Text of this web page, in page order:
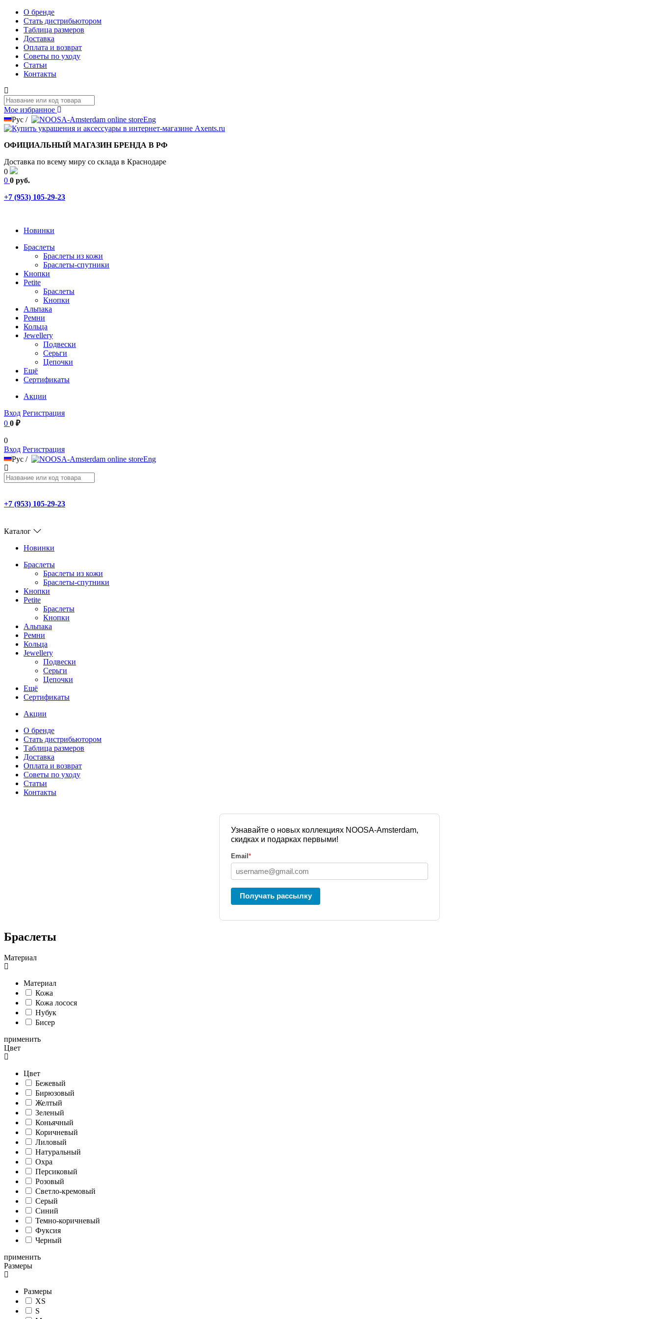
О бренде
Стать дистрибьютором
Таблица размеров
Доставка
Оплата и возврат
Советы по уходу
Статьи
Контакты
Мое избранное
Рус / Eng
ОФИЦИАЛЬНЫЙ МАГАЗИН БРЕНДА В РФ
Доставка по всему миру со склада в Краснодаре
0
0 0 руб.
+7 (953) 105-29-23
Новинки
Браслеты
Браслеты из кожи
Браслеты-спутники
Кнопки
Petite
Браслеты
Кнопки
Альпака
Ремни
Кольца
Jewellery
Подвески
Серьги
Цепочки
Ещё
Сертификаты
Акции
Вход Регистрация
0 0 ₽
0
Вход Регистрация
Рус / Eng
+7 (953) 105-29-23
Каталог
Новинки
Браслеты
Браслеты из кожи
Браслеты-спутники
Кнопки
Petite
Браслеты
Кнопки
Альпака
Ремни
Кольца
Jewellery
Подвески
Серьги
Цепочки
Ещё
Сертификаты
Акции
О бренде
Стать дистрибьютором
Таблица размеров
Доставка
Оплата и возврат
Советы по уходу
Статьи
Контакты
Узнавайте о новых коллекциях NOOSA-Amsterdam,
скидках и подарках первыми!
Email *
Получать рассылку
Браслеты
Материал
Материал
Кожа
Кожа лосося
Нубук
Бисер
применить
Цвет
Цвет
Бежевый
Бирюзовый
Желтый
Зеленый
Коньячный
Коричневый
Лиловый
Натуральный
Охра
Персиковый
Розовый
Светло-кремовый
Серый
Синий
Темно-коричневый
Фуксия
Черный
применить
Размеры
Размеры
XS
S